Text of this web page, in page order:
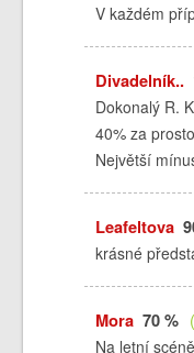
V každém
Divadelník..
Dokonalý R.
40% za
Největší
Leafeltova
krásné
Mora70 %
Na letní